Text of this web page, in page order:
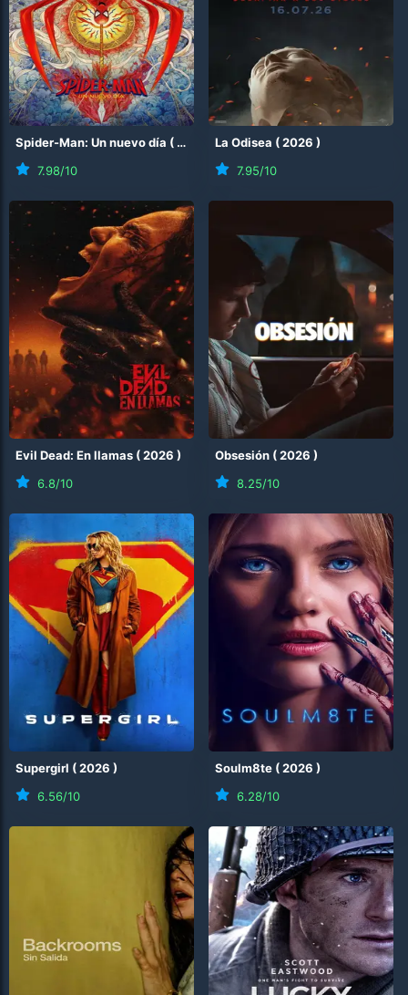
Spider-Man: Un nuevo día ( 2026
7.98/10
La Odisea (2026 )
7.95/10
Evil Dead: En llamas (2026 )
6.8/10
Obsesión (2026 )
8.25/10
Supergirl (2026 )
6.56/10
Soulm8te (2026 )
6.28/10